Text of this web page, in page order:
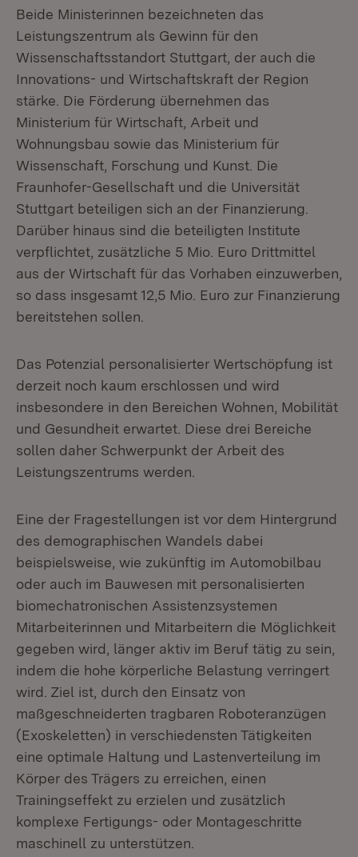
Beide Ministerinnen bezeichneten das
Leistungszentrum als Gewinn für den
Wissenschaftsstandort Stuttgart, der auch die
Innovations- und Wirtschaftskraft der Region
stärke. Die Förderung übernehmen das
Ministerium für Wirtschaft, Arbeit und
Wohnungsbau sowie das Ministerium für
Wissenschaft, Forschung und Kunst. Die
Fraunhofer-Gesellschaft und die Universität
Stuttgart beteiligen sich an der Finanzierung.
Darüber hinaus sind die beteiligten Institute
verpflichtet, zusätzliche 5 Mio. Euro Drittmittel
aus der Wirtschaft für das Vorhaben einzuwerben,
so dass insgesamt 12,5 Mio. Euro zur Finanzierung
bereitstehen sollen.
Das Potenzial personalisierter Wertschöpfung ist
derzeit noch kaum erschlossen und wird
insbesondere in den Bereichen Wohnen, Mobilität
und Gesundheit erwartet. Diese drei Bereiche
sollen daher Schwerpunkt der Arbeit des
Leistungszentrums werden.
Eine der Fragestellungen ist vor dem Hintergrund
des demographischen Wandels dabei
beispielsweise, wie zukünftig im Automobilbau
oder auch im Bauwesen mit personalisierten
biomechatronischen Assistenzsystemen
Mitarbeiterinnen und Mitarbeitern die Möglichkeit
gegeben wird, länger aktiv im Beruf tätig zu sein,
indem die hohe körperliche Belastung verringert
wird. Ziel ist, durch den Einsatz von
maßgeschneiderten tragbaren Roboteranzügen
(Exoskeletten) in verschiedensten Tätigkeiten
eine optimale Haltung und Lastenverteilung im
Körper des Trägers zu erreichen, einen
Trainingseffekt zu erzielen und zusätzlich
komplexe Fertigungs- oder Montageschritte
maschinell zu unterstützen.